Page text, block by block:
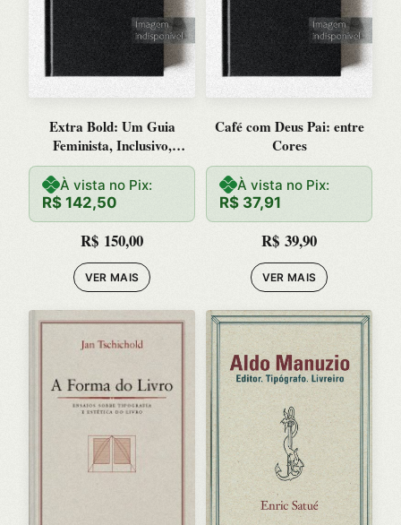
Extra Bold: Um Guia
Feminista, Inclusivo,
Antirracista, Nao Binario
para de
À vista no Pix:
R$ 142,50
R$ 150,00
VER MAIS
Café com Deus Pai: entre
Cores
À vista no Pix:
R$ 37,91
R$ 39,90
VER MAIS